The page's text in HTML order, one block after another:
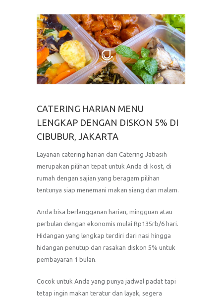
CATERING HARIAN MENU
LENGKAP DENGAN DISKON 5% DI
CIBUBUR, JAKARTA
Layanan catering harian dari Catering Jatiasih
merupakan pilihan tepat untuk Anda di kost, di
rumah dengan sajian yang beragam pilihan
tentunya siap menemani makan siang dan malam.
Anda bisa berlangganan harian, mingguan atau
perbulan dengan ekonomis mulai Rp135rb/6 hari.
Hidangan yang lengkap terdiri dari nasi hingga
hidangan penutup dan rasakan diskon 5% untuk
pembayaran 1 bulan.
Cocok untuk Anda yang punya jadwal padat tapi
tetap ingin makan teratur dan layak, segera